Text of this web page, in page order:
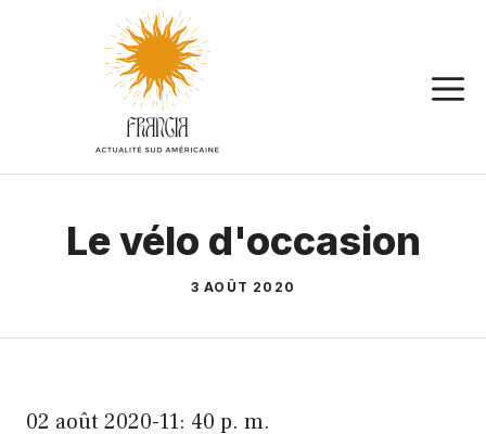
Le vélo d'occasion
3 AOÛT 2020
02 août 2020-11: 40 p. m.